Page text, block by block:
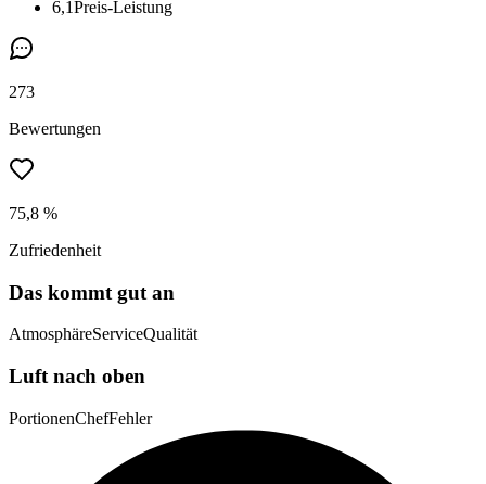
6,1Preis-Leistung
273
Bewertungen
75,8 %
Zufriedenheit
Das kommt gut an
AtmosphäreServiceQualität
Luft nach oben
PortionenChefFehler